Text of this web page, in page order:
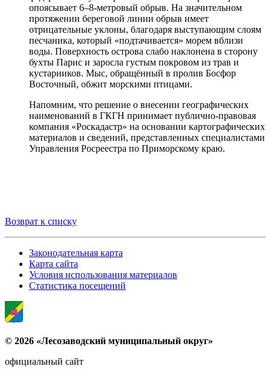
опоясывает 6–8-метровый обрыв. На значительном
протяжении береговой линии обрыв имеет
отрицательные уклоны, благодаря выступающим слоям
песчаника, который «подтачивается» морем вблизи
воды. Поверхность острова слабо наклонена в сторону
бухты Парис и заросла густым покровом из трав и
кустарников. Мыс, обращённый в пролив Босфор
Восточный, обжит морскими птицами.
Напомним, что решение о внесении географических
наименований в ГКГН принимает публично-правовая
компания «Роскадастр» на основании картографических
материалов и сведений, представленных специалистами
Управления Росреестра по Приморскому краю.
Возврат к списку
Законодательная карта
Карта сайта
Условия использования материалов
Статистика посещений
© 2026 «Лесозаводский муниципальный округ»
официальный сайт